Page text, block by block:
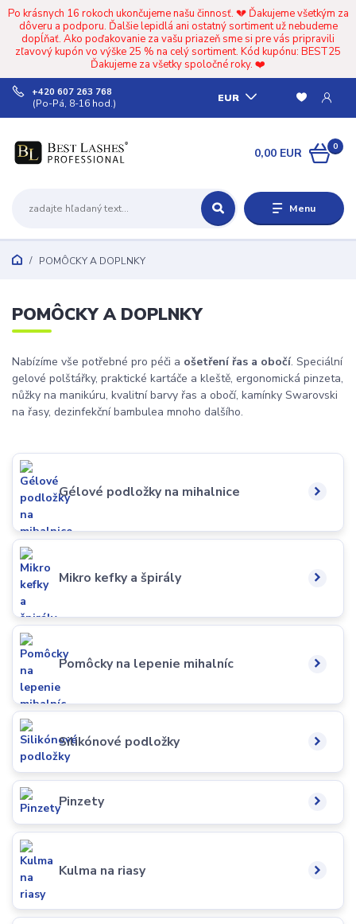
Po krásnych 16 rokoch ukončujeme našu činnosť. 💔 Ďakujeme všetkým za
dôveru a podporu. Ďalšie lepidlá ani ostatný sortiment už nebudeme
dopĺňať. Ako poďakovanie za vašu priazeň sme si pre vás pripravili
zľavový kupón vo výške 25 % na celý sortiment. Kód kupónu: BEST25
Ďakujeme za všetky spoločné roky. ❤️
Menu
EUR
+420 607 263 768
(Po-Pá, 8-16 hod.)
0
0,00 EUR
POMÔCKY A DOPLNKY
POMÔCKY A DOPLNKY
Nabízíme vše potřebné pro péči a ošetření řas a obočí. Speciální
gelové polštářky, praktické kartáče a kleště, ergonomická pinzeta,
nůžky na manikúru, kvalitní barvy řas a obočí, kamínky Swarovski
na řasy, dezinfekční bambulea mnoho dalšího.
Gélové podložky na mihalnice
Mikro kefky a špirály
Pomôcky na lepenie mihalníc
Silikónové podložky
Pinzety
Kulma na riasy